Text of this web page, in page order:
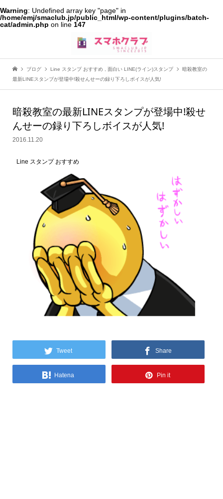
Warning: Undefined array key "page" in
/home/emj/smaclub.jp/public_html/wp-content/plugins/batch-
cat/admin.php on line 147
ブログ Line スタンプ おすすめ 面白い LINE(ライン)スタンプ
暗殺教室の
最新LINEスタンプが登場中!殺せんせーの録り下ろしボイスが人気!
暗殺教室の最新LINEスタンプが登場中!殺せ
んせーの録り下ろしボイスが人気!
2016.11.20
Line スタンプ おすすめ
Tweet Share
Hatena Pin it